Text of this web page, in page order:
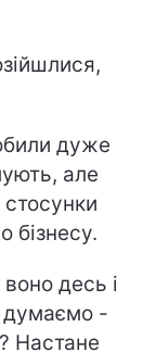
дуже
але
стосунки
бізнесу.
десь і
думаємо -
Настане